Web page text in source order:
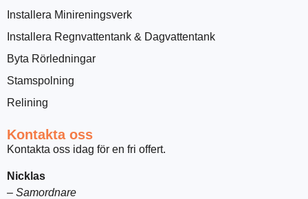
Installera Minireningsverk
Installera Regnvattentank & Dagvattentank
Byta Rörledningar
Stamspolning
Relining
Kontakta oss
Kontakta oss idag för en fri offert.
Nicklas
– Samordnare